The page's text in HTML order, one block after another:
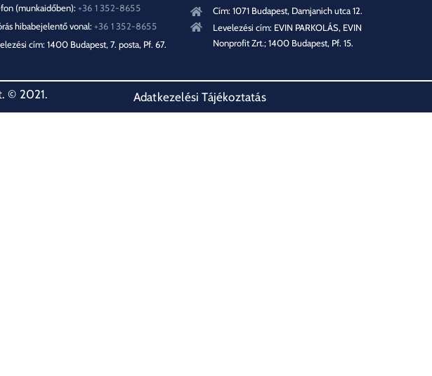
(munkaidőben): +36 1 352-8655
hibabejelentő vonal: +36 1 352-8655
cím: 1400 Budapest, 7. posta, Pf. 67.
Cím: 1071 Budapest, Damjanich utca 12.
Levelezési cím: EVIN PARKOLÁS, EVIN
Nonprofit Zrt.; 1400 Budapest, Pf. 15.
© 2021. Adatkezelési Tájékoztatás